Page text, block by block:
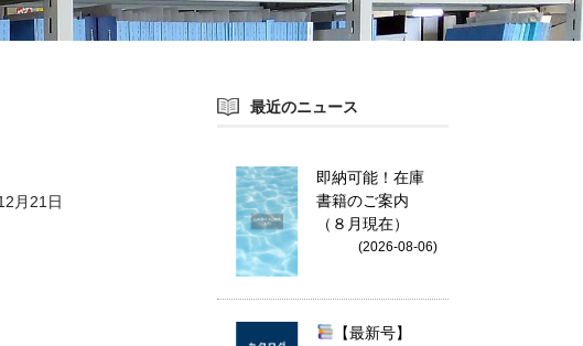
月21日
最近のニュース
即納可能！在庫
書籍のご案内
（８月現在）
(2026-08-06)
【最新号】